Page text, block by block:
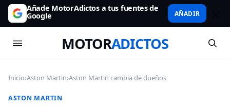
Añade MotorAdictos a tus fuentes de
Google AÑADIR
MOTORADICTOS
Inicio›Aston Martin›Aston Martin cambia de dueños
ASTON MARTIN